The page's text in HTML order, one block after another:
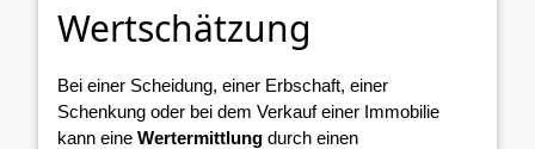
Wertschätzung
Bei einer Scheidung, einer Erbschaft, einer
Schenkung oder bei dem Verkauf einer Immobilie
kann eine Wertermittlung durch einen